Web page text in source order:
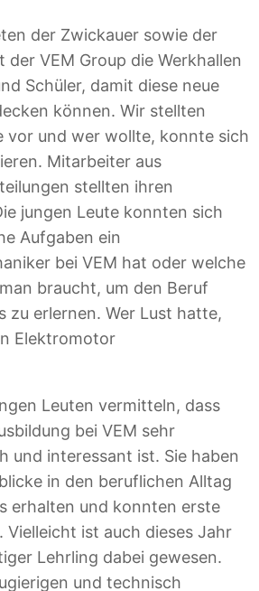
der Zwickauer sowie der
VEM Group die Werkhallen
Schüler, damit diese neue
können. Wir stellten
vor und wer wollte, konnte sich
Mitarbeiter aus
stellten ihren
jungen Leute konnten sich
Aufgaben ein
bei VEM hat oder welche
braucht, um den Beruf
zu erlernen. Wer Lust hatte,
Elektromotor
Leuten vermitteln, dass
bei VEM sehr
und interessant ist. Sie haben
in den beruflichen Alltag
erhalten und konnten erste
ist auch dieses Jahr
Lehrling dabei gewesen.
und technisch